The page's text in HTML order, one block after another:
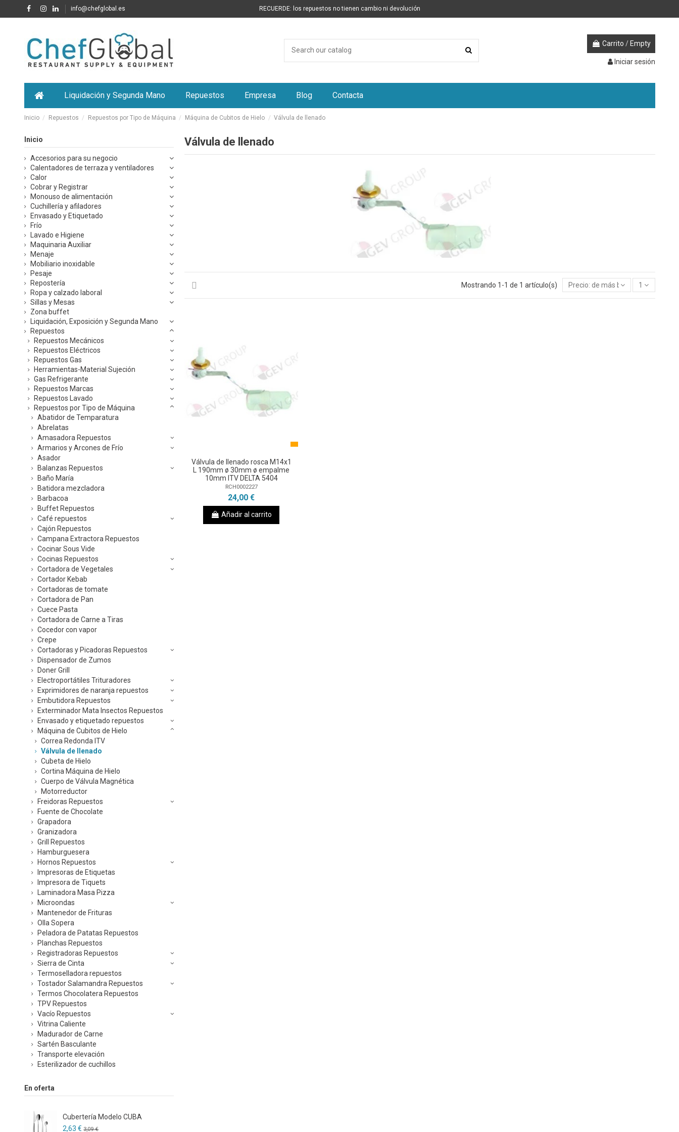
info@chefglobal.es RECUERDE: los repuestos no tienen cambio ni devolución
Carrito / Empty
Iniciar sesión
Liquidación y Segunda Mano Repuestos Empresa Blog Contacta
Inicio Repuestos Repuestos por Tipo de Máquina Máquina de Cubitos de Hielo Válvula de llenado
Válvula de llenado
Mostrando 1-1 de 1 artículo(s) Precio: de más bajo a más alto
1
Válvula de llenado rosca M14x1
L 190mm ø 30mm ø empalme
10mm ITV DELTA 5404
RCH0002227
24,00 €
Añadir al carrito
Inicio
Accesorios para su negocio
Calentadores de terraza y ventiladores
Calor
Cobrar y Registrar
Monouso de alimentación
Cuchillería y afiladores
Envasado y Etiquetado
Frío
Lavado e Higiene
Maquinaria Auxiliar
Menaje
Mobiliario inoxidable
Pesaje
Repostería
Ropa y calzado laboral
Sillas y Mesas
Zona buffet
Liquidación, Exposición y Segunda Mano
Repuestos
Repuestos Mecánicos
Repuestos Eléctricos
Repuestos Gas
Herramientas-Material Sujeción
Gas Refrigerante
Repuestos Marcas
Repuestos Lavado
Repuestos por Tipo de Máquina
Abatidor de Temparatura
Abrelatas
Amasadora Repuestos
Armarios y Arcones de Frío
Asador
Balanzas Repuestos
Baño María
Batidora mezcladora
Barbacoa
Buffet Repuestos
Café repuestos
Cajón Repuestos
Campana Extractora Repuestos
Cocinar Sous Vide
Cocinas Repuestos
Cortadora de Vegetales
Cortador Kebab
Cortadoras de tomate
Cortadora de Pan
Cuece Pasta
Cortadora de Carne a Tiras
Cocedor con vapor
Crepe
Cortadoras y Picadoras Repuestos
Dispensador de Zumos
Doner Grill
Electroportátiles Trituradores
Exprimidores de naranja repuestos
Embutidora Repuestos
Exterminador Mata Insectos Repuestos
Envasado y etiquetado repuestos
Máquina de Cubitos de Hielo
Correa Redonda ITV
Válvula de llenado
Cubeta de Hielo
Cortina Máquina de Hielo
Cuerpo de Válvula Magnética
Motorreductor
Freidoras Repuestos
Fuente de Chocolate
Grapadora
Granizadora
Grill Repuestos
Hamburguesera
Hornos Repuestos
Impresoras de Etiquetas
Impresora de Tiquets
Laminadora Masa Pizza
Microondas
Mantenedor de Frituras
Olla Sopera
Peladora de Patatas Repuestos
Planchas Repuestos
Registradoras Repuestos
Sierra de Cinta
Termoselladora repuestos
Tostador Salamandra Repuestos
Termos Chocolatera Repuestos
TPV Repuestos
Vacío Repuestos
Vitrina Caliente
Madurador de Carne
Sartén Basculante
Transporte elevación
Esterilizador de cuchillos
En oferta
Cubertería Modelo CUBA
2,63 € 3,09 €